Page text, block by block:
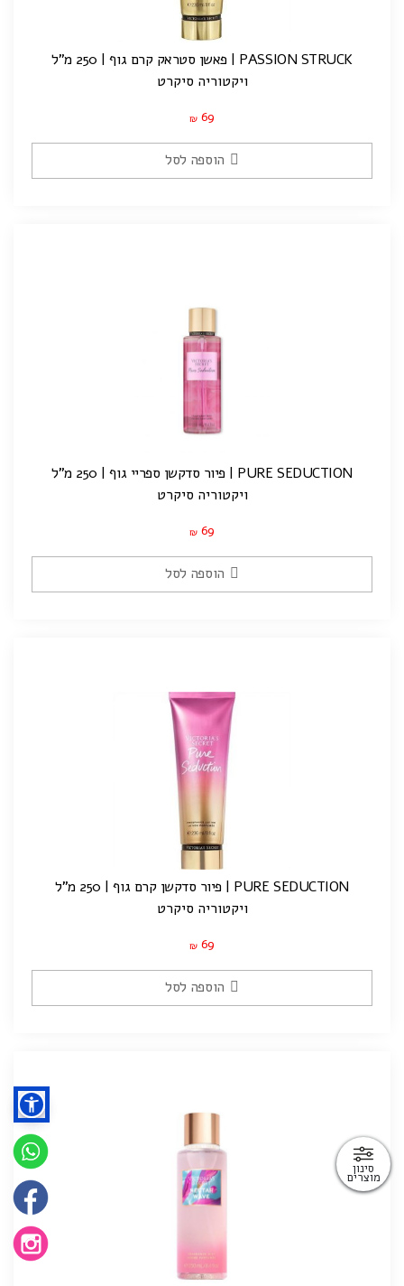
סינון
מוצרים
PASSION STRUCK | פאשן סטראק קרם גוף | 250 מ"ל
ויקטוריה סיקרט
₪ 69
הוספה לסל
PURE SEDUCTION | פיור סדקשן ספריי גוף | 250 מ"ל
ויקטוריה סיקרט
₪ 69
הוספה לסל
PURE SEDUCTION | פיור סדקשן קרם גוף | 250 מ"ל
ויקטוריה סיקרט
₪ 69
הוספה לסל